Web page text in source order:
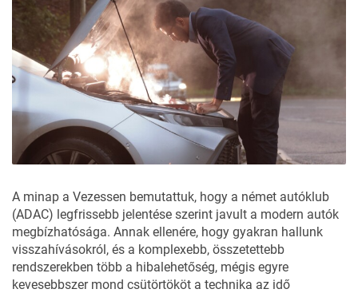
A minap a Vezessen bemutattuk, hogy a német autóklub
(ADAC) legfrissebb jelentése szerint javult a modern autók
megbízhatósága. Annak ellenére, hogy gyakran hallunk
visszahívásokról, és a komplexebb, összetettebb
rendszerekben több a hibalehetőség, mégis egyre
kevesebbszer mond csütörtököt a technika az idő